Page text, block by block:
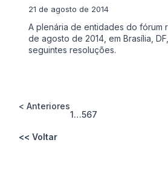
21 de agosto de 2014
A plenária de entidades do fórum
de agosto de 2014, em Brasília,
seguintes resoluções.
< Anteriores
1…567
<< Voltar